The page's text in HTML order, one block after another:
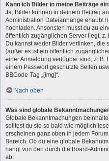
Kann ich Bilder in meine Beiträge
Ja, Bilder können in deinem Beitrag
Administration Dateianhänge erlaubt
hochladen. Ansonsten musst du zu
öffentlich zugänglichen Server liegt,
Du kannst weder Bilder verlinken, die
(außer es ist ein öffentlich
einer Anmeldung verfügbar sind, z. B.
einem Passwort geschützte Seiten
BBCode-Tag „[img]“.
Nach oben
Was sind globale
Globale Bekanntmachungen
solltest du sie so bald wie möglich
erscheinen ganz oben in jedem
Bereich. Ob du eine globale
hängt von den durch die Board-
ab.